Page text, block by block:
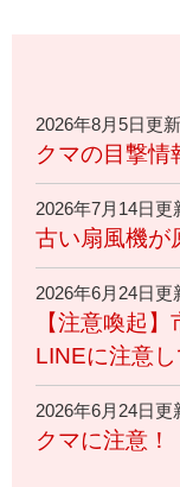
2026年8月5日更新
クマの目撃情
2026年7月14日更
古い扇風機が
2026年6月24日更
【注意喚起
LINEに注意
2026年6月24日更
クマに注意！